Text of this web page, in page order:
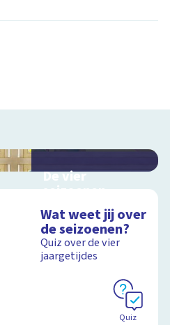
De vier
seizoenen
schoolplaat over de
seizoenen
Schoolplaat
Wat weet jij over
de seizoenen?
Quiz over de vier
jaargetijdes
Quiz